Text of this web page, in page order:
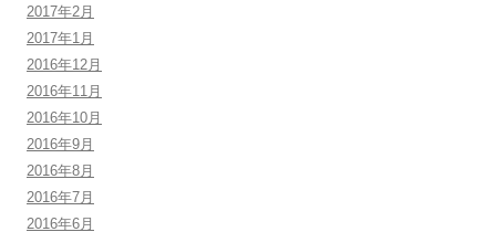
2017年2月
2017年1月
2016年12月
2016年11月
2016年10月
2016年9月
2016年8月
2016年7月
2016年6月